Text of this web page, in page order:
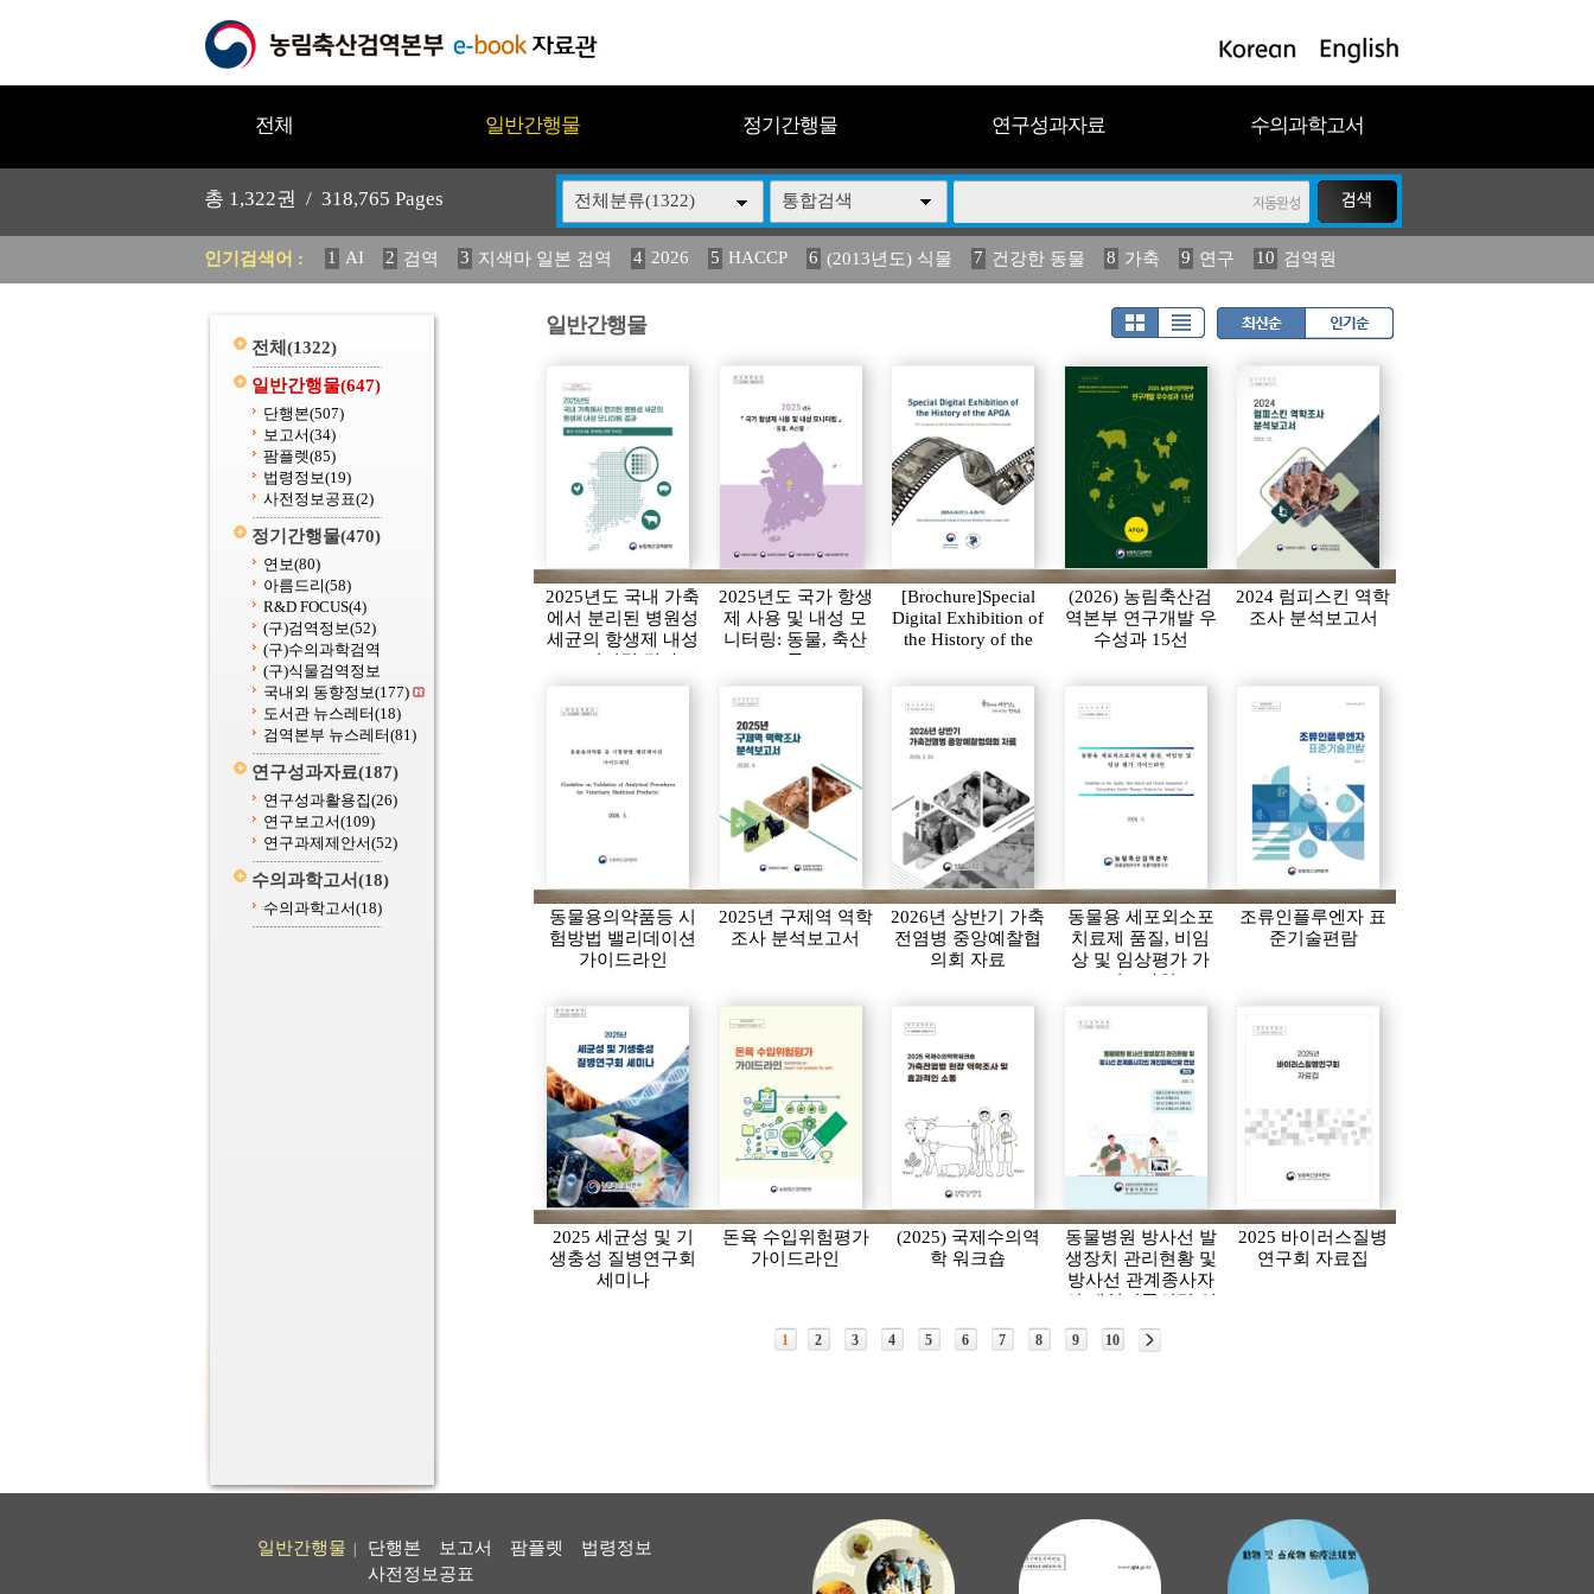
전체 일반간행물 정기간행물 연구성과자료 수의과학고서
총 1,322권 / 318,765 Pages 전체분류(1322) 통합검색
인기검색어 : 1 AI 2 검역 3 지색마 일본 검역 4 2026 5 HACCP 6 (2013년도) 식물 7 건강한 동물 8 가축 9 연구 10 검역원
11 2025 12 중독성 식물 도감 13 媛 異 14 (2013년도) 식 15 구제역 16 관리 17 연보 18 농림수산 19 2023
전체 (1322)
일반간행물(647)
단행본(507)
보고서(34)
팜플렛(85)
법령정보(19)
사전정보공표(2)
정기간행물(470)
연보(80)
아름드리(58)
R&D FOCUS(4)
(구)검역정보(52)
(구)수의과학검역
(구)식물검역정보
국내외 동향정보(177)
도서관 뉴스레터(18)
검역본부 뉴스레터(81)
연구성과자료(187)
연구성과활용집(26)
연구보고서(109)
연구과제제안서(52)
수의과학고서(18)
수의과학고서(18)
일반간행물
2025년도 국내 가축
에서 분리된 병원성
세균의 항생제 내성
모니터링 결과
2025년도 국가 항생
제 사용 및 내성 모
니터링: 동물, 축산
물
[Brochure]Special
Digital Exhibition of
the History of the
(2026) 농림축산검
역본부 연구개발 우
수성과 15선
2024 럼피스킨 역학
조사 분석보고서
동물용의약품등 시
험방법 밸리데이션
가이드라인
2025년 구제역 역학
조사 분석보고서
2026년 상반기 가축
전염병 중앙예찰협
의회 자료
동물용 세포외소포
치료제 품질, 비임
상 및 임상평가 가
이드라인
조류인플루엔자 표
준기술편람
2025 세균성 및 기
생충성 질병연구회
세미나
돈육 수입위험평가
가이드라인
(2025) 국제수의역
학 워크숍
동물병원 방사선 발
생장치 관리현황 및
방사선 관계종사자
의 개인피폭선량 연
2025 바이러스질병
연구회 자료집
1 2 3 4 5 6 7 8 9 10
일반간행물 단행본 보고서 팜플렛
법령정보
사전정보공표